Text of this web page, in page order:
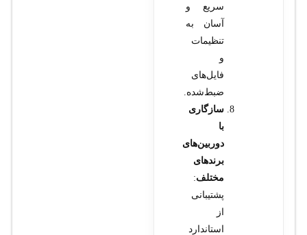
سریع و
آسان به
تنظیمات
و
فایل‌های
ضبط‌شده.
سازگاری
با
دوربین‌های
برندهای
مختلف:
پشتیبانی
از
استاندارد